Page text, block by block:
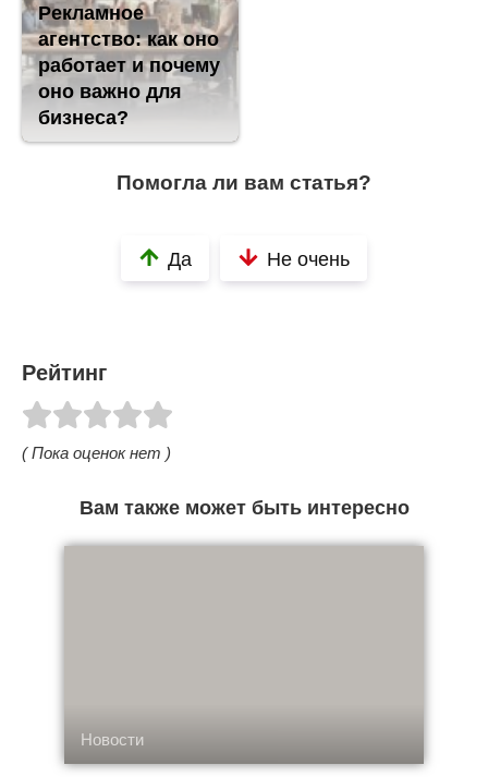
Рекламное
агентство: как оно
работает и почему
оно важно для
бизнеса?
Помогла ли вам статья?
Да Не очень
Рейтинг
( Пока оценок нет )
Вам также может быть интересно
Новости